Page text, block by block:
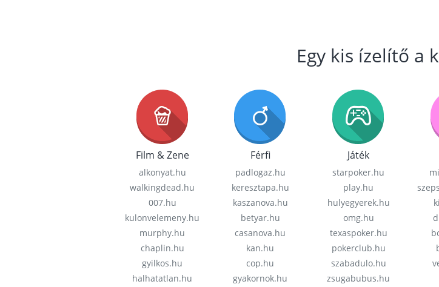
Egy kis ízelítő a
Film & Zene
alkonyat.hu
walkingdead.hu
007.hu
kulonvelemeny.hu
murphy.hu
chaplin.hu
gyilkos.hu
halhatatlan.hu
Férfi
padlogaz.hu
keresztapa.hu
kaszanova.hu
betyar.hu
casanova.hu
kan.hu
cop.hu
gyakornok.hu
Játék
starpoker.hu
play.hu
hulyegyerek.hu
omg.hu
texaspoker.hu
pokerclub.hu
szabadulo.hu
zsugabubus.hu